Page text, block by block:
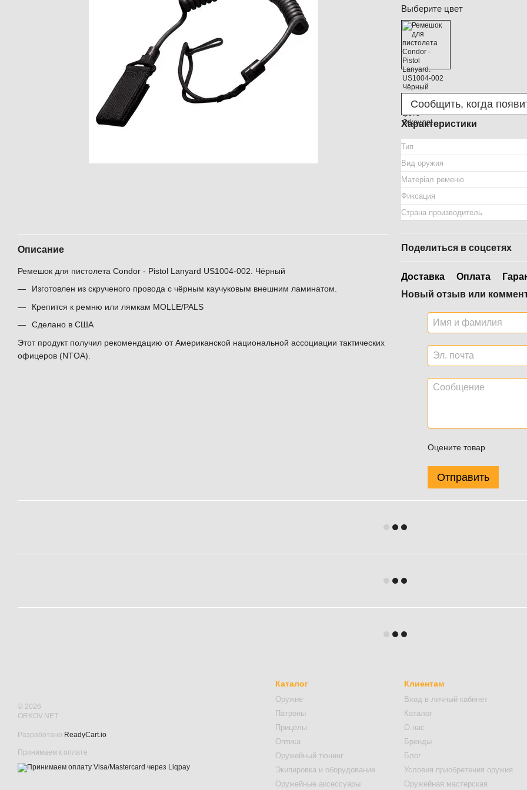
Описание
Ремешок для пистолета Condor - Pistol Lanyard US1004-002. Чёрный
Изготовлен из скрученого провода с чёрным каучуковым внешним ламинатом.
Крепится к ремню или лямкам MOLLE/PALS
Сделано в США
Этот продукт получил рекомендацию от Американской национальной ассоциации тактических
офицеров (NTOA).
Выберите цвет
Сообщить, когда
Характеристики
Тип
Вид оружия
Матеріал ременю
Фиксация
Страна производитель
Поделиться в соцсетях
Доставка Оплата
Новый отзыв или
Оцените товар
Отправить
© 2026
ORKOV.NET
Разработано ReadyCart.io
Принимаем к оплате
Каталог
Оружие
Патроны
Прицелы
Оптика
Оружейный тюнинг
Экипировка и оборудование
Оружейные аксессуары
Клиентам
Вход в личный кабинет
Каталог
О нас
Бренды
Блог
Условия приобретения оружия
Оружейная мастерская